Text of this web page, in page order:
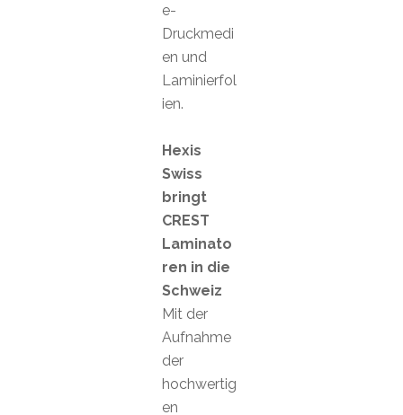
e-
Druckmedi
en und
Laminierfol
ien.
Hexis
Swiss
bringt
CREST
Laminato
ren in die
Schweiz
Mit der
Aufnahme
der
hochwertig
en